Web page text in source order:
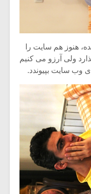
هنوز هم سایت را
ولی آرزو می کنیم
وب سایت بپیوندد.